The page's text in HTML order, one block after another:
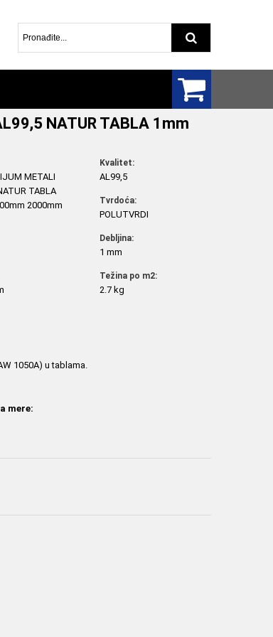
Pretraga
NATUR TABLA 1mm
METALI
TABLA
2000mm
Kvalitet:
AL99,5
Tvrdoća:
POLUTVRDI
Debljina:
1 mm
Težina po m2:
2.7 kg
1050A) u tablama.
mere: